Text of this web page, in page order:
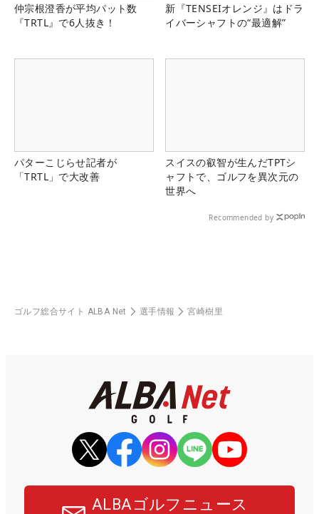
仲宗根澄香が平均パット数
『TRTL』で6人抜き！
新『TENSEIオレンジ』はドラ
イバーシャフトの“最適解”
パターこじらせ記者が
「TRTL」で大改善
スイスの叡智が生んだTPTシ
ャフトで、ゴルフを異次元の
世界へ
Recommended by
ゴルフ総合サイト ALBA Net 選手情報 宮崎樹里
ALBAゴルフニュース